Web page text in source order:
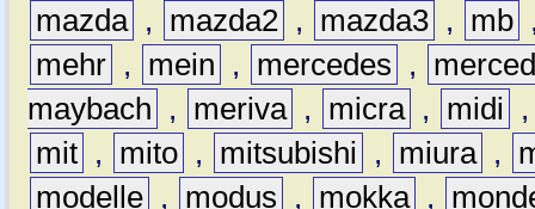
mazda , mazda2 , mazda3 , mb
mehr , mein , mercedes ,
maybach
, meriva , micra , midi
mit , mito , mitsubishi , miura ,
modelle , modus , mokka ,